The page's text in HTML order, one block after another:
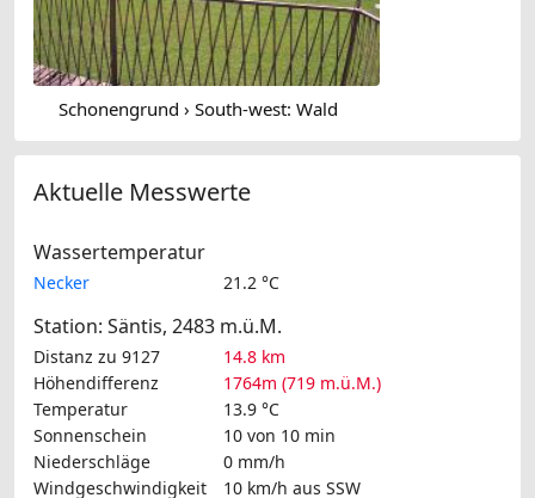
Schonengrund › South-west: Wald
Aktuelle Messwerte
Wassertemperatur
Necker 21.2 °C
Station: Säntis, 2483 m.ü.M.
Distanz zu 9127
14.8 km
Höhendifferenz
1764m (719 m.ü.M.)
Temperatur
13.9 °C
Sonnenschein
10 von 10 min
Niederschläge
0 mm/h
Windgeschwindigkeit
10 km/h aus SSW